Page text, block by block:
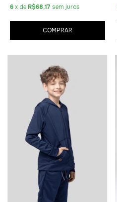
6x de R$68,17 sem juros
COMPRAR